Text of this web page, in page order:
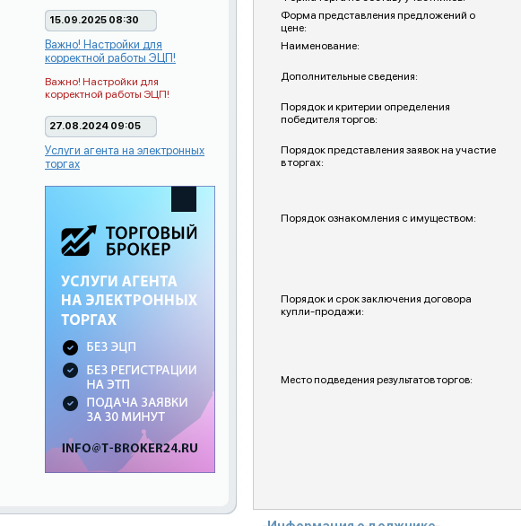
15.09.2025 08:30
Важно! Настройки для
корректной работы ЭЦП!
Важно! Настройки для
корректной работы ЭЦП!
27.08.2024 09:05
Услуги агента на электронных
торгах
Форма представления предложений о
цене:
Наименование:
Дополнительные сведения:
Порядок и критерии определения
победителя торгов:
Порядок представления заявок на участие
в торгах:
Порядок ознакомления с имуществом:
Порядок и срок заключения договора
купли-продажи:
Место подведения результатов торгов: